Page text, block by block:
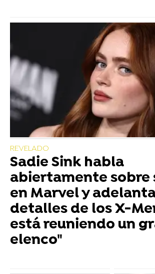
REVELADO
Sadie Sink habla
abiertamente sobre
en Marvel y
detalles de los X-
está reuniendo un
elenco"